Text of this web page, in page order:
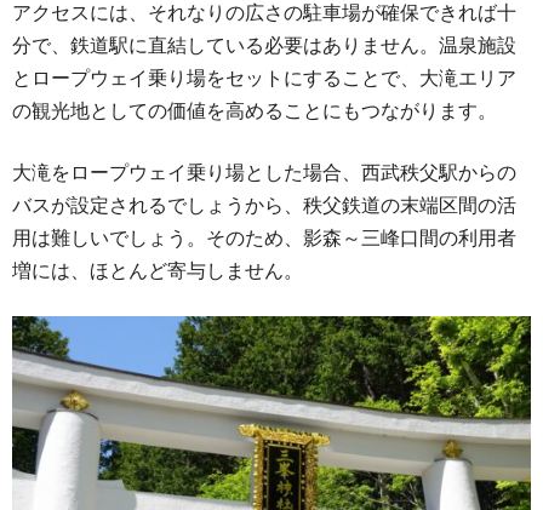
アクセスには、それなりの広さの駐車場が確保できれば十
分で、鉄道駅に直結している必要はありません。温泉施設
とロープウェイ乗り場をセットにすることで、大滝エリア
の観光地としての価値を高めることにもつながります。
大滝をロープウェイ乗り場とした場合、西武秩父駅からの
バスが設定されるでしょうから、秩父鉄道の末端区間の活
用は難しいでしょう。そのため、影森～三峰口間の利用者
増には、ほとんど寄与しません。